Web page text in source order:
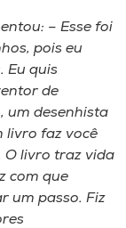
– Esse foi
pois eu
Eu quis
de
um desenhista
livro faz você
O livro traz vida
com que
um passo. Fiz